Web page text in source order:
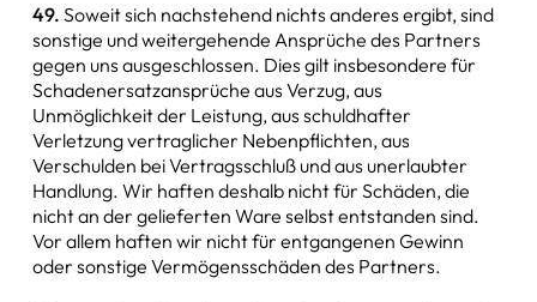
49. Soweit sich nachstehend nichts anderes ergibt, sind
sonstige und weitergehende Ansprüche des Partners
gegen uns ausgeschlossen. Dies gilt insbesondere für
Schadenersatzansprüche aus Verzug, aus
Unmöglichkeit der Leistung, aus schuldhafter
Verletzung vertraglicher Nebenpflichten, aus
Verschulden bei Vertragsschluß und aus unerlaubter
Handlung. Wir haften deshalb nicht für Schäden, die
nicht an der gelieferten Ware selbst entstanden sind.
Vor allem haften wir nicht für entgangenen Gewinn
oder sonstige Vermögensschäden des Partners.